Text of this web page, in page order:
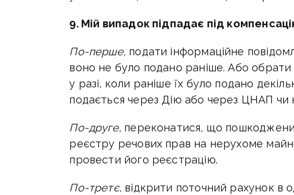
9. Мій випадок підпадає під
По-перше, подати інформаційне
воно не було подано раніше. Або обрати
у разі, коли раніше їх було подано
подається через Дію або через ЦНАП чи
По-друге, переконатися, що
реєстру речових прав на нерухоме
провести його реєстрацію.
По-третє, відкрити поточний рахунок в